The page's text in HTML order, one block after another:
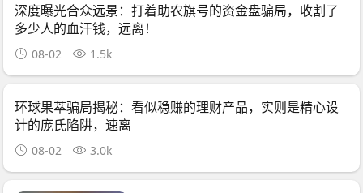
深度曝光合众远景：打着助农旗号的资金盘骗局，收割了
多少人的血汗钱，远离！
08-02 1.5k
环球果萃骗局揭秘：看似稳赚的理财产品，实则是精心设
计的庞氏陷阱，速离
08-02 3.0k